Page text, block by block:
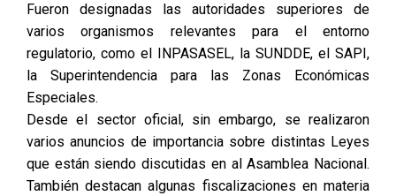
Fueron designadas las autoridades superiores de
varios organismos relevantes para el entorno
regulatorio, como el INPASASEL, la SUNDDE, el SAPI,
la Superintendencia para las Zonas Económicas
Especiales.
Desde el sector oficial, sin embargo, se realizaron
varios anuncios de importancia sobre distintas Leyes
que están siendo discutidas en al Asamblea Nacional.
También destacan algunas fiscalizaciones en materia